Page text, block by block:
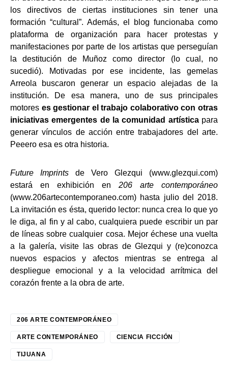
los directivos de ciertas instituciones sin tener una
formación “cultural”. Además, el blog funcionaba como
plataforma de organización para hacer protestas y
manifestaciones por parte de los artistas que perseguían
la destitución de Muñoz como director (lo cual, no
sucedió). Motivadas por ese incidente, las gemelas
Arreola buscaron generar un espacio alejadas de la
institución. De esa manera, uno de sus principales
motores es gestionar el trabajo colaborativo con otras
iniciativas emergentes de la comunidad artísticapara
generar vínculos de acción entre trabajadores del arte.
Peeero esa es otra historia.
Future Imprints de Vero Glezqui (www.glezqui.com)
estará en exhibición en 206 arte contemporáneo
(www.206artecontemporaneo.com) hasta julio del 2018.
La invitación es ésta, querido lector: nunca crea lo que yo
le diga, al fin y al cabo, cualquiera puede escribir un par
de líneas sobre cualquier cosa. Mejor échese una vuelta
a la galería, visite las obras de Glezqui y (re)conozca
nuevos espacios y afectos mientras se entrega al
despliegue emocional y a la velocidad arrítmica del
corazón frente a la obra de arte.
206 ARTE CONTEMPORÁNEO
ARTE CONTEMPORÁNEO CIENCIA FICCIÓN
TIJUANA